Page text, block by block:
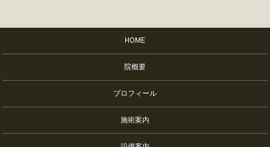
HOME
院概要
プロフィール
施術案内